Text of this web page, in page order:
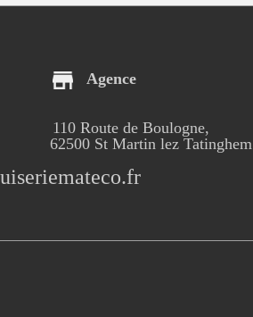
Agence
110 Route de Boulogne,
62500 St Martin lez Tatinghem